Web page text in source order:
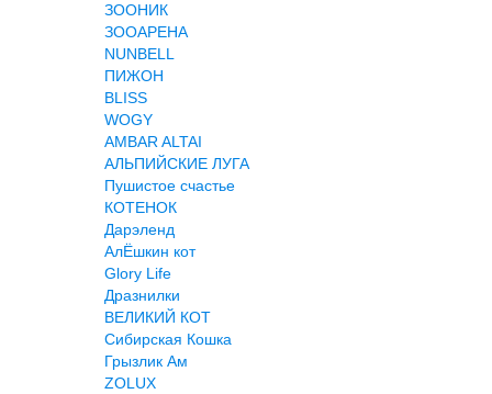
ЗООНИК
ЗООАРЕНА
NUNBELL
ПИЖОН
BLISS
WOGY
AMBAR ALTAI
АЛЬПИЙСКИЕ ЛУГА
Пушистое счастье
КОТЕНОК
Дарэленд
АлЁшкин кот
Glory Life
Дразнилки
ВЕЛИКИЙ КОТ
Сибирская Кошка
Грызлик Ам
ZOLUX